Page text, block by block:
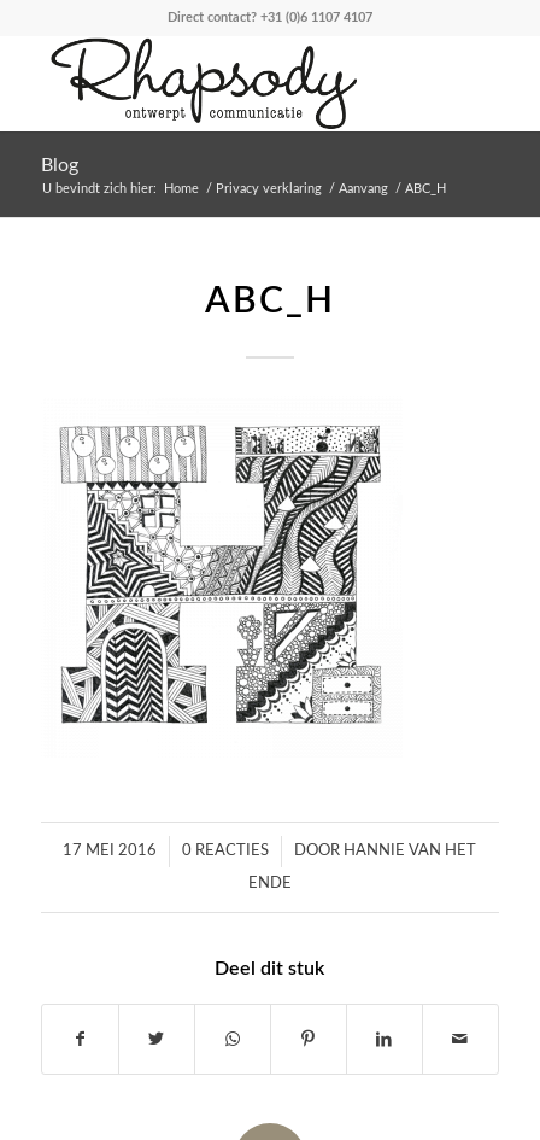
Direct contact? +31 (0)6 1107 4107
Blog
U bevindt zich hier: Home / Privacy verklaring / Aanvang / ABC_H
ABC_H
17 MEI 2016
/ 0 REACTIES
/ DOOR HANNIE VAN HET
ENDE
Deel dit stuk